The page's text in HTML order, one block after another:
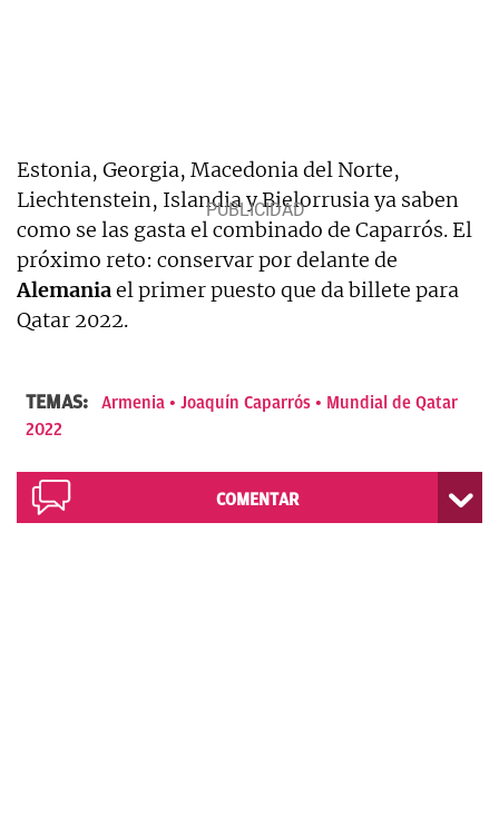
Estonia, Georgia, Macedonia del Norte,
Liechtenstein, Islandia y Bielorrusia ya saben
como se las gasta el combinado de Caparrós. El
próximo reto: conservar por delante de
Alemaniael primer puesto que da billete para
Qatar 2022.
TEMAS: Armenia Joaquín Caparrós
Mundial de Qatar
2022
COMENTAR